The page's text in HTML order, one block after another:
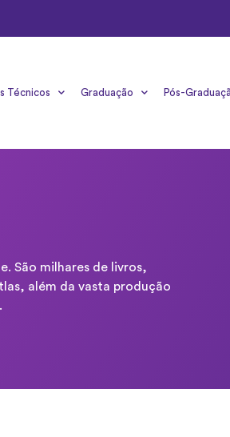
Técnicos Graduação Pós-
São milhares de livros,
além da vasta produção